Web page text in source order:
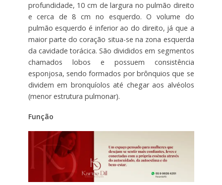
profundidade, 10 cm de largura no pulmão direito
e cerca de 8 cm no esquerdo. O volume do
pulmão esquerdo é inferior ao do direito, já que a
maior parte do coração situa-se na zona esquerda
da cavidade torácica. São divididos em segmentos
chamados lobos e possuem consistência
esponjosa, sendo formados por brônquios que se
dividem em bronquíolos até chegar aos alvéolos
(menor estrutura pulmonar).
Função